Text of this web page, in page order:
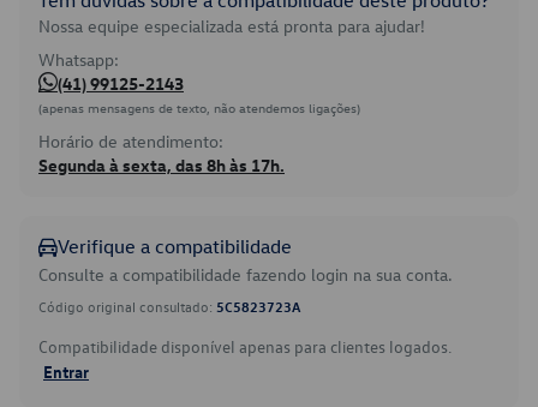
Nossa equipe especializada está pronta para ajudar!
Whatsapp:
(41) 99125-2143
(apenas mensagens de texto, não atendemos ligações)
Horário de atendimento:
Segunda à sexta, das 8h às 17h.
Verifique a compatibilidade
Consulte a compatibilidade fazendo login na sua conta.
Código original consultado: 5C5823723A
Compatibilidade disponível apenas para clientes logados.
Entrar